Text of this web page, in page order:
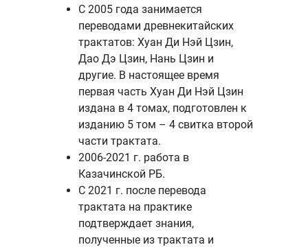
С 2005 года занимается
переводами древнекитайских
трактатов: Хуан Ди Нэй Цзин,
Дао Дэ Цзин, Нань Цзин и
другие. В настоящее время
первая часть Хуан Ди Нэй Цзин
издана в 4 томах, подготовлен к
изданию 5 том – 4 свитка второй
части трактата.
2006-2021 г. работа в
Казачинской РБ.
С 2021 г. после перевода
трактата на практике
подтверждает знания,
полученные из трактата и